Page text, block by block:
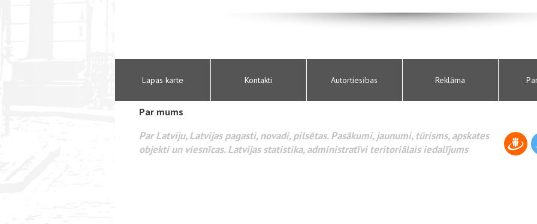
Lapas karte Kontakti Autortiesības Reklāma
Par mums
Par Latviju, Latvijas pagasti, novadi, pilsētas. Pasākumi, jaunumi, tūrisms, apskates
objekti un viesnīcas. Latvijas statistika, administratīvi teritoriālais iedalījums